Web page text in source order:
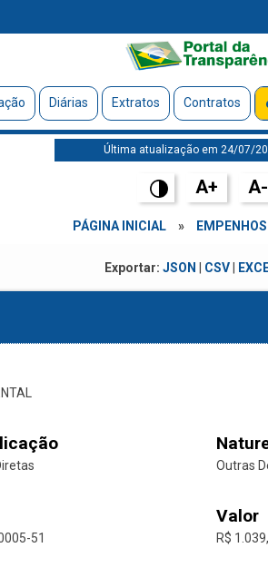
Diárias Extratos Contratos
Última atualização em 24/07/
A+ A-
PÁGINA INICIAL » EMPENHOS
Exportar: JSON CSV|
Outras
51
Valor
R$